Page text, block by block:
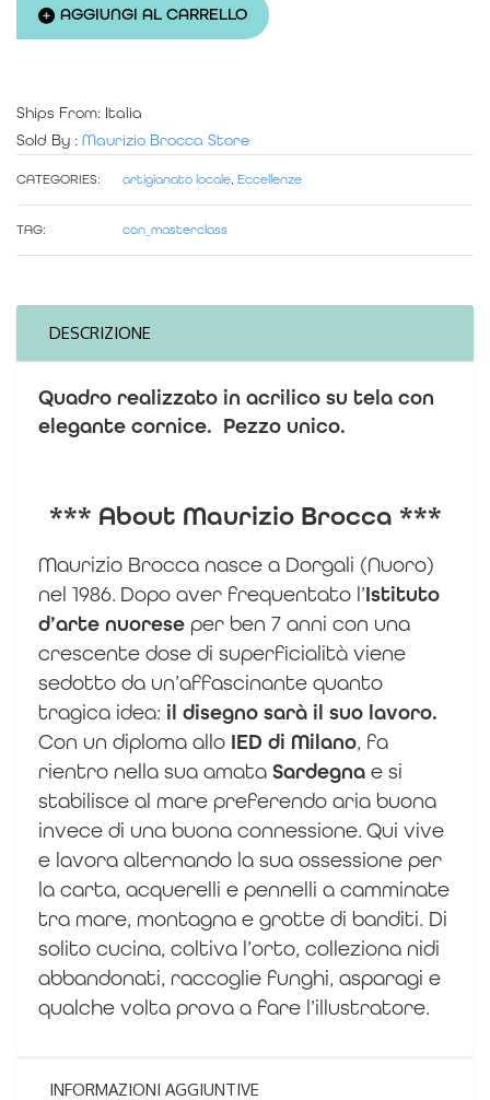
Volto
bambina,
quadro
d'autore
quantità
AGGIUNGI AL CARRELLO
Ships From: Italia
Sold By : Maurizio Brocca Store
CATEGORIES: artigianato locale, Eccellenze
TAG: con_masterclass
DESCRIZIONE
Quadro realizzato in acrilico su tela con
elegante cornice. Pezzo unico.
*** About Maurizio Brocca ***
Maurizio Brocca nasce a Dorgali (Nuoro)
nel 1986. Dopo aver frequentato l’Istituto
d’arte nuorese per ben 7 anni con una
crescente dose di superficialità viene
sedotto da un’affascinante quanto
tragica idea: il disegno sarà il suo lavoro.
Con un diploma allo IED di Milano, fa
rientro nella sua amata Sardegna e si
stabilisce al mare preferendo aria buona
invece di una buona connessione. Qui vive
e lavora alternando la sua ossessione per
la carta, acquerelli e pennelli a camminate
tra mare, montagna e grotte di banditi. Di
solito cucina, coltiva l’orto, colleziona nidi
abbandonati, raccoglie funghi, asparagi e
qualche volta prova a fare l’illustratore.
INFORMAZIONI AGGIUNTIVE